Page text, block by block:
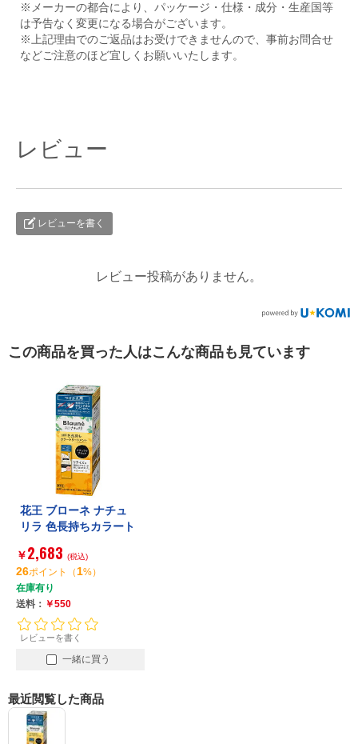
※メーカーの都合により、パッケージ・仕様・成分・生産国等
は予告なく変更になる場合がございます。
※上記理由でのご返品はお受けできませんので、事前お問合せ
などご注意のほど宜しくお願いいたします。
レビュー
レビューを書く
レビュー投稿がありません。
この商品を買った人はこんな商品も見ています
花王 ブローネ ナチュ
リラ 色長持ちカラート
つけかえ
￥2,683 (税込)
26ポイント （ 1%）
在庫有り
送料： ￥550
レビューを書く
一緒に買う
最近閲覧した商品